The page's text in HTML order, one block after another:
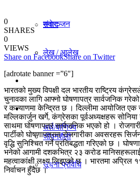
संवाद
लेख / आलेख
विविध
जीवनशैली
सूचना प्रविधि
मनाेरञ्जन
राजनीति
अर्थ/वाणिज्य
अर्थ/वाणिज्य
धर्म/संस्कृति
0
SHARES
0
VIEWS
Share on FacebookShare on Twitter
[adrotate banner =”6″]
भारतको मुख्य विपक्षी दल भारतीय राष्ट्रिय
चुनावका लागि आफ्नो घोषणापत्र सार्वजनिक
र कल्याणमा केन्द्रित छ । दिल्लीमा आयोजित एक
मल्लिकार्जुन खर्गे, कंग्रेसका पूर्वअध्यक्षहरू सोनिया
साथमा घोषणापत्र सार्वजनिक भएको हो ।
पार्टीको घोषणापत्रमा रोजगारीका अवसरहरू
वृद्धि सुनिश्चित गर्ने प्रतिबद्धता गरिएको छ ।
भनेको आगामी दशकभित्र २३ करोड मानिसहरूलाई
महत्वाकांक्षी लक्ष्य लिइएको छ । भारतमा
निर्वाचन हुँदैछ ।